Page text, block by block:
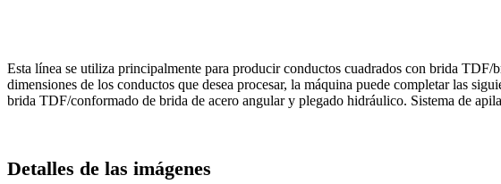
Esta línea se utiliza principalmente para producir conductos cuadrados con brida TDF/
dimensiones de los conductos que desea procesar, la máquina puede completar las
brida TDF/conformado de brida de acero angular y plegado hidráulico. Sistema de
Detalles de las imágenes